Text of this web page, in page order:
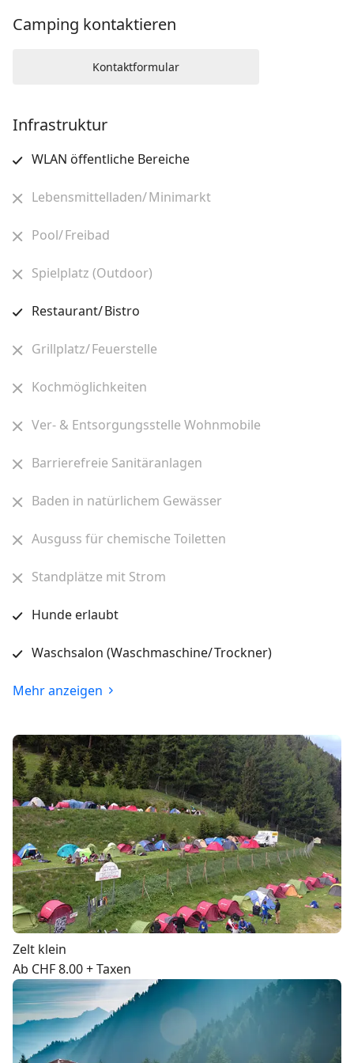
Camping kontaktieren
Kontaktformular
Infrastruktur
WLAN öffentliche Bereiche
Lebensmittelladen/ Minimarkt
Pool/ Freibad
Spielplatz (Outdoor)
Restaurant/ Bistro
Grillplatz/ Feuerstelle
Kochmöglichkeiten
Ver- & Entsorgungsstelle Wohnmobile
Barrierefreie Sanitäranlagen
Baden in natürlichem Gewässer
Ausguss für chemische Toiletten
Standplätze mit Strom
Hunde erlaubt
Waschsalon (Waschmaschine/ Trockner)
Mehr anzeigen
Zelt klein
Ab CHF 8.00 + Taxen